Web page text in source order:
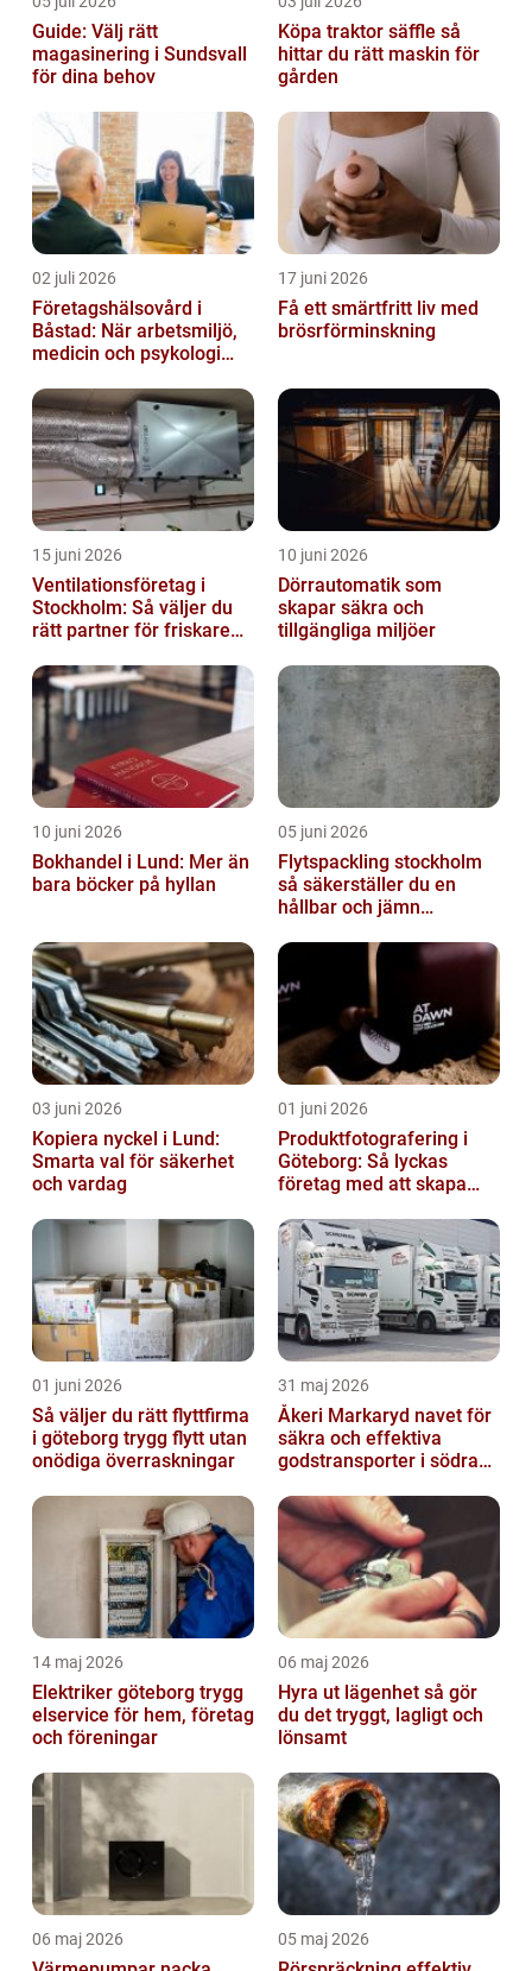
Guide: Välj rätt
magasinering i Sundsvall
för dina behov
Köpa traktor säffle så
hittar du rätt maskin för
gården
02 juli 2026
Företagshälsovård i
Båstad: När arbetsmiljö,
medicin och psykologi
17 juni 2026
Få ett smärtfritt liv med
brösrförminskning
15 juni 2026
Ventilationsföretag i
Stockholm: Så väljer du
rätt partner för friskare
10 juni 2026
Dörrautomatik som
skapar säkra och
tillgängliga miljöer
10 juni 2026
Bokhandel i Lund: Mer än
bara böcker på hyllan
05 juni 2026
Flytspackling stockholm
så säkerställer du en
hållbar och jämn
03 juni 2026
Kopiera nyckel i Lund:
Smarta val för säkerhet
och vardag
01 juni 2026
Produktfotografering i
Göteborg: Så lyckas
företag med att skapa
01 juni 2026
Så väljer du rätt flyttfirma
i göteborg trygg flytt utan
onödiga överraskningar
31 maj 2026
Åkeri Markaryd navet för
säkra och effektiva
godstransporter i södra
14 maj 2026
Elektriker göteborg trygg
elservice för hem, företag
och föreningar
06 maj 2026
Hyra ut lägenhet så gör
du det tryggt, lagligt och
lönsamt
06 maj 2026 05 maj 2026